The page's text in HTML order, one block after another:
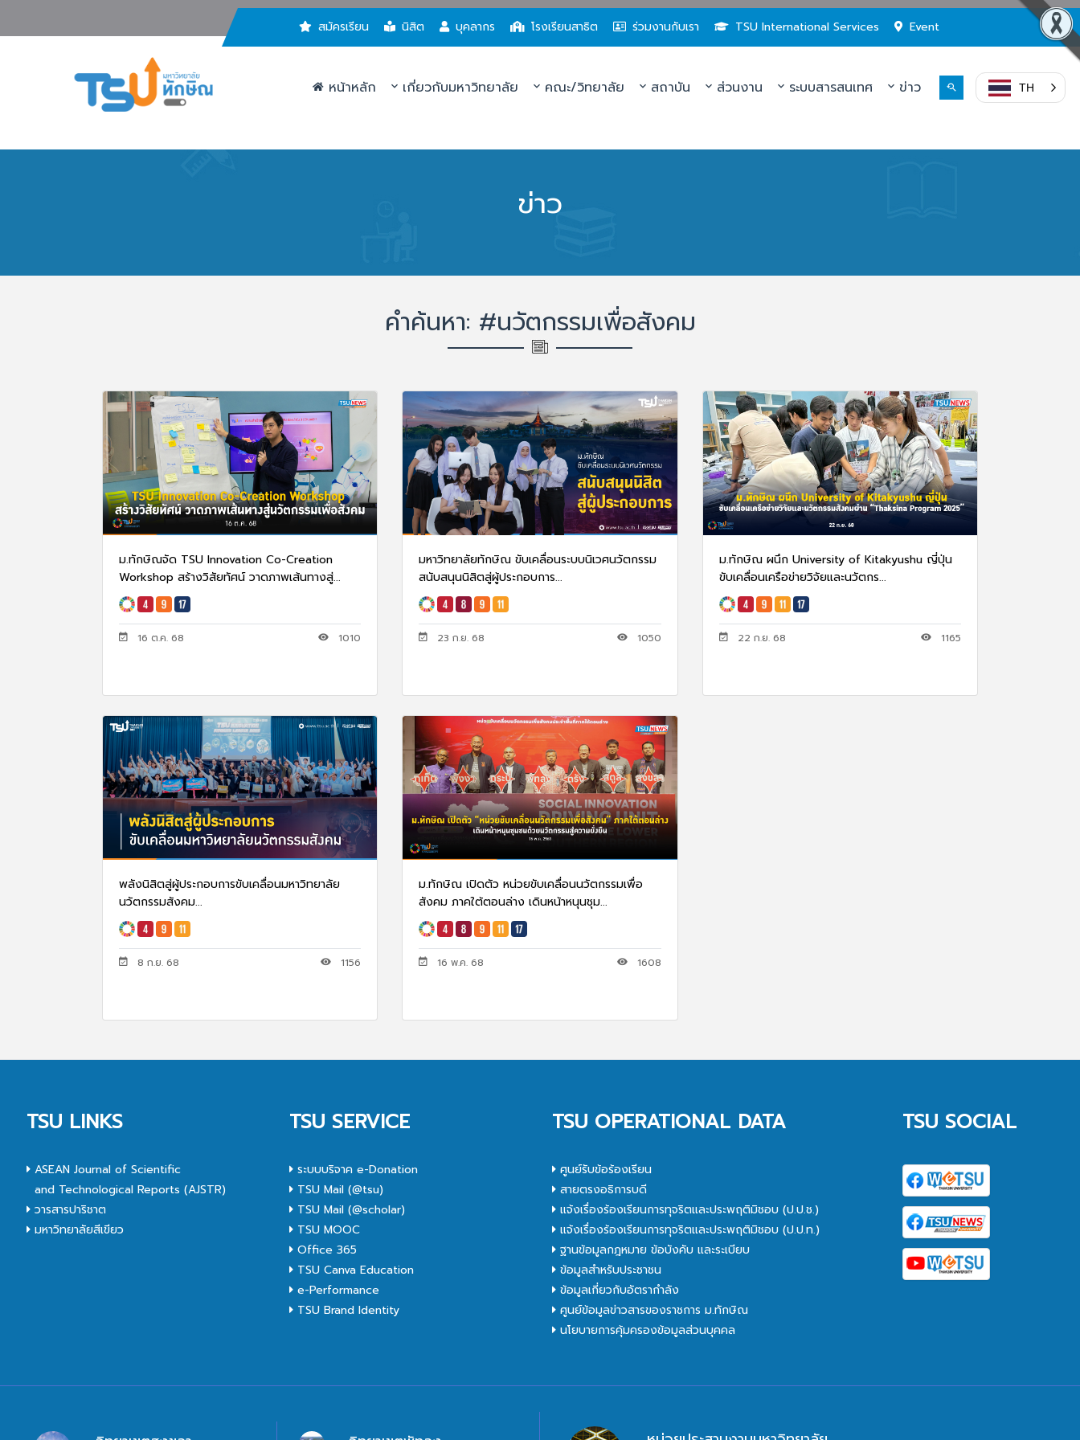
สมัครเรียน นิสิต บุคลากร โรงเรียนสาธิต ร่วมงานกับเรา TSU International Services Event
หน้าหลัก เกี่ยวกับมหาวิทยาลัย คณะ/วิทยาลัย สถาบัน ส่วนงาน ระบบสารสนเทศ ข่าว TH
ข่าว
คำค้นหา: #นวัตกรรมเพื่อสังคม
ม.ทักษิณจัด TSU Innovation Co-Creation
Workshop สร้างวิสัยทัศน์ วาดภาพเส้นทางสู่...
16 ต.ค. 68 1010
มหาวิทยาลัยทักษิณ ขับเคลื่อนระบบนิเวศนวัตกรรม
สนับสนุนนิสิตสู่ผู้ประกอบการ...
23 ก.ย. 68 1050
ม.ทักษิณ ผนึก University of Kitakyushu ญี่ปุ่น
ขับเคลื่อนเครือข่ายวิจัยและนวัตกร...
22 ก.ย. 68 1165
พลังนิสิตสู่ผู้ประกอบการขับเคลื่อนมหาวิทยาลัย
นวัตกรรมสังคม...
8 ก.ย. 68 1156
ม.ทักษิณ เปิดตัว หน่วยขับเคลื่อนนวัตกรรมเพื่อ
สังคม ภาคใต้ตอนล่าง เดินหน้าหนุนชุม...
16 พ.ค. 68 1608
TSU LINKS
ASEAN Journal of Scientific
and Technological Reports (AJSTR)
วารสารปาริชาต
มหาวิทยาลัยสีเขียว
TSU SERVICE
ระบบบริจาค e-Donation
TSU Mail (@tsu)
TSU Mail (@scholar)
TSU MOOC
Office 365
TSU Canva Education
e-Performance
TSU Brand Identity
TSU OPERATIONAL DATA
ศูนย์รับข้อร้องเรียน
สายตรงอธิการบดี
แจ้งเรื่องร้องเรียนการทุจริตและประพฤติมิชอบ (ป.ป.ช.)
แจ้งเรื่องร้องเรียนการทุจริตและประพฤติมิชอบ (ป.ป.ท.)
ฐานข้อมูลกฎหมาย ข้อบังคับ และระเบียบ
ข้อมูลสำหรับประชาชน
ข้อมูลเกี่ยวกับอัตรากำลัง
ศูนย์ข้อมูลข่าวสารของราชการ ม.ทักษิณ
นโยบายการคุ้มครองข้อมูลส่วนบุคคล
TSU SOCIAL